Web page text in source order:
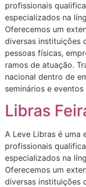
profissionais
especializados na
Oferecemos um
diversas instituições
pessoas físicas,
ramos de atuação.
nacional dentro de
seminários e
Libras
A Leve Libras é uma
profissionais
especializados na
Oferecemos um
diversas instituições